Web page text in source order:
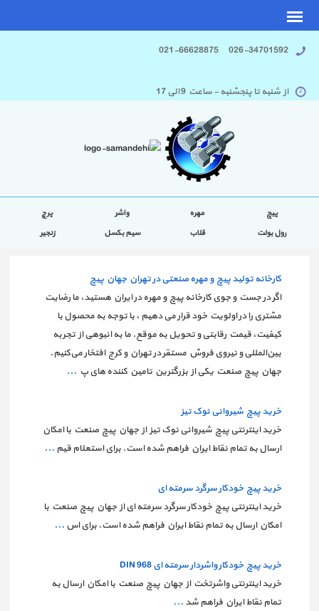
026-34701592 021-66628875
از شنبه تا پنجشنبه - ساعت 9 الی 17
پیچ مهره واشر
پرچ
رول بولت
قلاب سیم بکسل زنجیر
کارخانه تولید پیچ و مهره صنعتی در تهران جهان پیچ
اگر در جست و جوی کارخانه پیچ و مهره در ایران هستید، ما رضایت
مشتری را در اولویت خود قرار می دهیم ، با توجه به محصول با
کیفیت، قیمت رقابتی و تحویل به موقع. ما به انبوهی از تجربه
بین‌المللی و نیروی فروش مستقر در تهران و کرج افتخار می‌کنیم.
جهان پیچ صنعت یکی از بزرگترین تامین کننده های پ ...
خرید پیچ شیروانی نوک تیز
خرید اینترنتی پیچ شیروانی نوک تیز از جهان پیچ صنعت با امکان
ارسال به تمام نقاط ایران فراهم شده است. برای استعلام قیم ...
خرید پیچ خودکار سرگرد سرمته ای
خرید اینترنتی پیچ خودکار سرگرد سرمته ای از جهان پیچ صنعت با
امکان ارسال به تمام نقاط ایران فراهم شده است. برای اس ...
خرید پیچ خودکار واشردار سرمته ای DIN 968
خرید اینترنتی واشرتخت از جهان پیچ صنعت با امکان ارسال به
تمام نقاط ایران فراهم شد ...